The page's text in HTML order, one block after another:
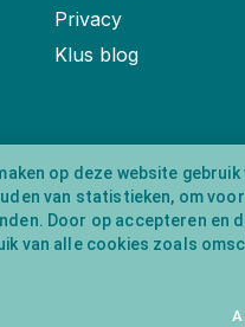
op deze website
van statistieken, om
Door op accepteren en
van alle cookies zoals
Privacy
Klus blog